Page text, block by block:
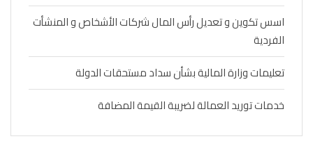
اسس تكوين و تعديل رأس المال شركات الأشخاص و المنشأت
الفردية
تعليمات وزارة المالية بشأن سداد مستحقات الدولة
خدمات توريد العمالة لضريبة القيمة المضافة